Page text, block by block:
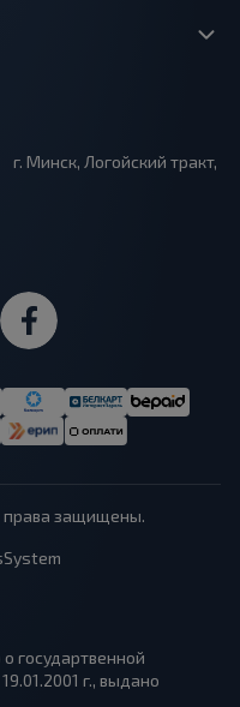
Минск, Логойский тракт,
права защищены.
государтвенной
г., выдано